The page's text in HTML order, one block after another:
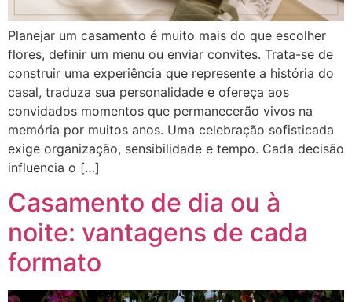
Planejar um casamento é muito mais do que escolher
flores, definir um menu ou enviar convites. Trata-se de
construir uma experiência que represente a história do
casal, traduza sua personalidade e ofereça aos
convidados momentos que permanecerão vivos na
memória por muitos anos. Uma celebração sofisticada
exige organização, sensibilidade e tempo. Cada decisão
influencia o […]
Casamento de dia ou à
noite: vantagens de cada
formato